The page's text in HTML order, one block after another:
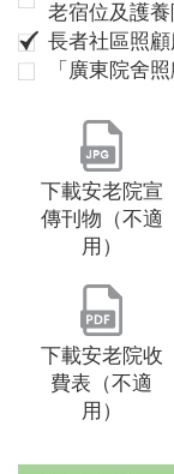
老宿位及護
長者社區照
「廣東院舍
下載安老院宣
傳刊物（不適
用）
下載安老院收
費表（不適
用）